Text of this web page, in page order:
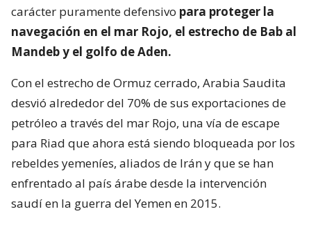
carácter puramente defensivo para proteger la
navegación en el mar Rojo, el estrecho de Bab al
Mandeb y el golfo de Aden.
Con el estrecho de Ormuz cerrado, Arabia Saudita
desvió alrededor del 70% de sus exportaciones de
petróleo a través del mar Rojo, una vía de escape
para Riad que ahora está siendo bloqueada por los
rebeldes yemeníes, aliados de Irán y que se han
enfrentado al país árabe desde la intervención
saudí en la guerra del Yemen en 2015.